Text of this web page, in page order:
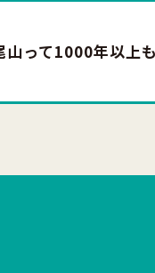
山って1000年以上